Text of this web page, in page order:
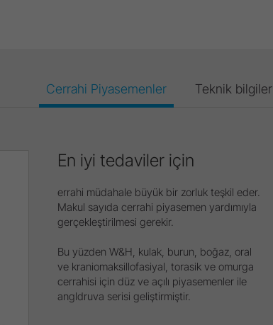
Cerrahi Piyasemenler Teknik bilgiler
En iyi tedaviler için
errahi müdahale büyük bir zorluk teşkil eder.
Makul sayıda cerrahi piyasemen yardımıyla
gerçekleştirilmesi gerekir.
Bu yüzden W&H, kulak, burun, boğaz, oral
ve kraniomaksillofasiyal, torasik ve omurga
cerrahisi için düz ve açılı piyasemenler ile
angldruva serisi geliştirmiştir.